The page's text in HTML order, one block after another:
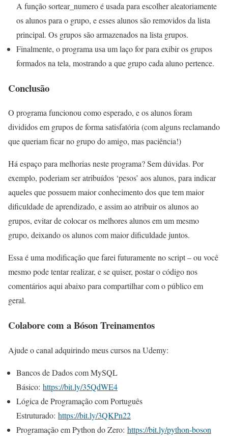
A função sortear_numero é usada para escolher aleatoriamente
os alunos para o grupo, e esses alunos são removidos da lista
principal. Os grupos são armazenados na lista grupos.
Finalmente, o programa usa um laço for para exibir os grupos
formados na tela, mostrando a que grupo cada aluno pertence.
Conclusão
O programa funcionou como esperado, e os alunos foram
divididos em grupos de forma satisfatória (com alguns reclamando
que queriam ficar no grupo do amigo, mas paciência!)
Há espaço para melhorias neste programa? Sem dúvidas. Por
exemplo, poderiam ser atribuídos ‘pesos’ aos alunos, para indicar
aqueles que possuem maior conhecimento dos que tem maior
dificuldade de aprendizado, e assim ao atribuir os alunos ao
grupos, evitar de colocar os melhores alunos em um mesmo
grupo, deixando os alunos com maior dificuldade juntos.
Essa é uma modificação que farei futuramente no script – ou você
mesmo pode tentar realizar, e se quiser, postar o código nos
comentários aqui abaixo para compartilhar com o público em
geral.
Colabore com a Bóson Treinamentos
Ajude o canal adquirindo meus cursos na Udemy:
Bancos de Dados com MySQL
Básico: https://bit.ly/35QdWE4
Lógica de Programação com Português
Estruturado: https://bit.ly/3QKPn22
Programação em Python do Zero: https://bit.ly/python-boson